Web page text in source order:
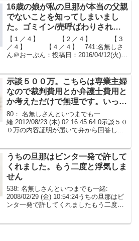
ごいし、影響出...
16歳の娘が私の旦那が本当の父親
でないことを知ってしまいまし
た。ゴミイン/売呼ばわりされて
います【１／４】
【１／４】 【２／４】 【３
／４】 【４／４】 741:名無しさ
ん＠おーぷん：投稿日：2016/04/12(火)
からないですが、16歳の...
示談５００万。こちらは専業主婦
なので裁判費用とか弁護士費用と
か考えただけで無理です。いっそ
ダンナに打ち明けてしまおう
か・・・
80： 名無しさんといつまでも一
緒:2012/08/23 (木) 02:16:45.64 0示談５０
０万の内容証明が届いて弁から回答して
うちの旦那はビンタ一発で許して
くれました。もう二度と浮気しま
せん
538: 名無しさんといつまでも一緒:
2008/02/29 (金) 10:54:24うちの旦那はビ
ンタ一発で許してくれましたもう二度と